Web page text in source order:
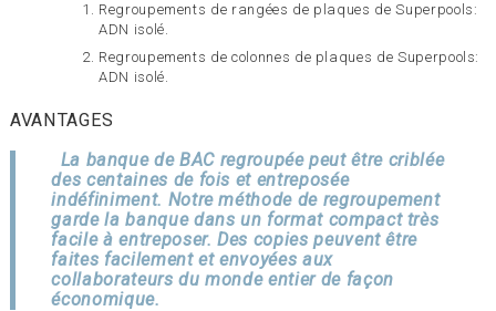
Regroupements de rangées de plaques de Superpools:
ADN isolé.
Regroupements de colonnes de plaques de Superpools:
ADN isolé.
AVANTAGES
La banque de BAC regroupée peut être criblée
des centaines de fois et entreposée
indéfiniment. Notre méthode de regroupement
garde la banque dans un format compact très
facile à entreposer. Des copies peuvent être
faites facilement et envoyées aux
collaborateurs du monde entier de façon
économique.